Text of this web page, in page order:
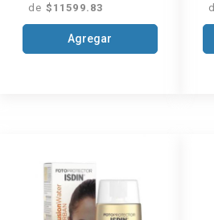
de $11599.83
Agregar